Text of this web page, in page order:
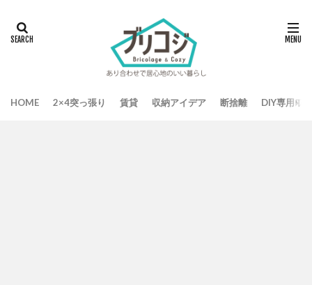
HOME 2×4突っ張り 賃貸 収納アイデア 断捨離 DIY専用ワ